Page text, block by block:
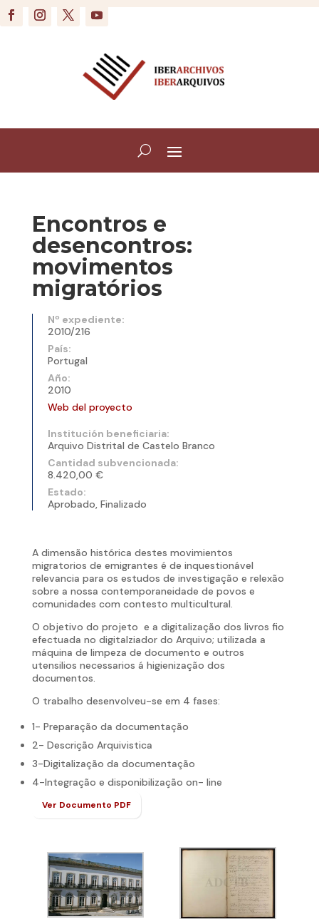
Encontros e
desencontros:
movimentos
migratórios
Nº expediente:
2010/216
País:
Portugal
Año:
2010
Web del proyecto
Institución beneficiaria:
Arquivo Distrital de Castelo Branco
Cantidad subvencionada:
8.420,00 €
Estado:
Aprobado, Finalizado
A dimensão histórica destes movimientos
migratorios de emigrantes é de inquestionável
relevancia para os estudos de investigação e relexão
sobre a nossa contemporaneidade de povos e
comunidades com contesto multicultural.
O objetivo do projeto e a digitalização dos livros fio
efectuada no digitalziador do Arquivo; utilizada a
máquina de limpeza de documento e outros
utensilios necessarios á higienização dos
documentos.
O trabalho desenvolveu-se em 4 fases:
1- Preparação da documentação
2- Descrição Arquivistica
3-Digitalização da documentação
4-Integração e disponibilização on- line
Ver Documento PDF